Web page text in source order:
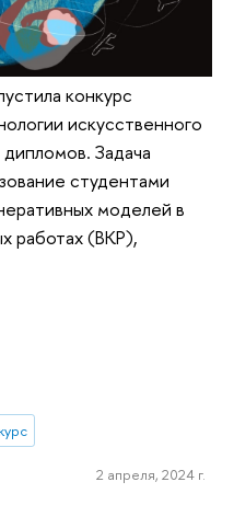
конкурс
искусственного
Задача
студентами
моделей в
работах (ВКР),
2 апреля, 2024 г.